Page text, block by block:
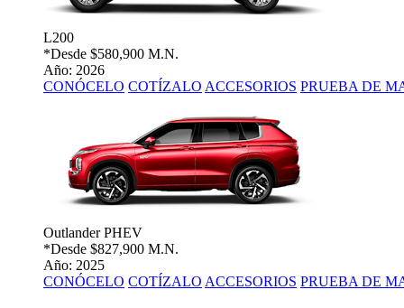
L200
*Desde $580,900 M.N.
Año: 2026
CONÓCELO COTÍZALO ACCESORIOS PRUEBA DE
Outlander PHEV
*Desde $827,900 M.N.
Año: 2025
CONÓCELO COTÍZALO ACCESORIOS PRUEBA DE